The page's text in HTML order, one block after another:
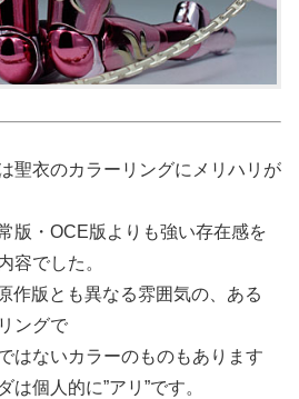
聖衣のカラーリングにメリハリが
版・OCE版よりも強い存在感を
容でした。
作版とも異なる雰囲気の、ある
ングで
はないカラーのものもあります
個人的に”アリ”です。